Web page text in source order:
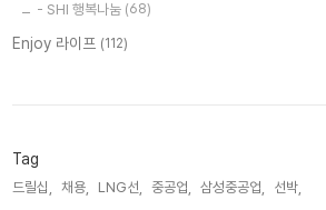
- SHI 행복나눔 (68)
Enjoy 라이프 (112)
Tag
드릴십, 채용, LNG선, 중공업, 삼성중공업,
선박,